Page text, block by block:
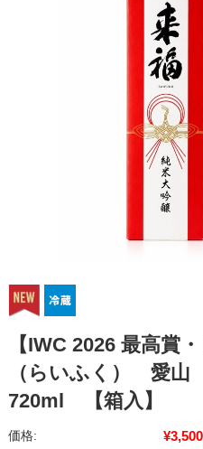
【IWC 2026 最高賞
（らいふく） 愛
720ml 【箱入】
価格: ¥3,500